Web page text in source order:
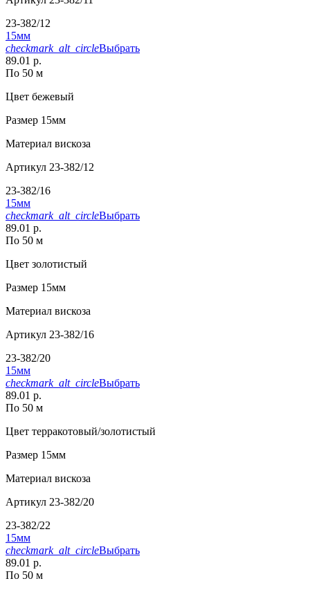
23-382/12
15мм
checkmark_alt_circleВыбрать
89.01 р.
По 50 м
Цвет бежевый
Размер 15мм
Материал вискоза
Артикул 23-382/12
23-382/16
15мм
checkmark_alt_circleВыбрать
89.01 р.
По 50 м
Цвет золотистый
Размер 15мм
Материал вискоза
Артикул 23-382/16
23-382/20
15мм
checkmark_alt_circleВыбрать
89.01 р.
По 50 м
Цвет терракотовый/золотистый
Размер 15мм
Материал вискоза
Артикул 23-382/20
23-382/22
15мм
checkmark_alt_circleВыбрать
89.01 р.
По 50 м